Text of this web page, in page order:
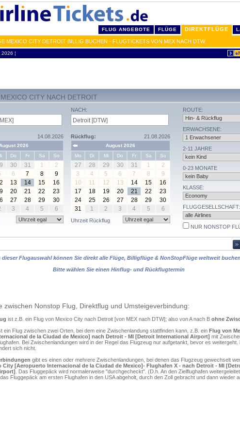
FLUG ANGEBOTE FLÜGE DIREKTFLÜGE
MEXICO CITY DETROIT BILLIG BUCHEN - FLUGTICKETS VON MEX NACH DTW
¦
CITY NACH DETROIT
14.08.2026
August 2026
Do Fr Sa So
30 31 1
2
6 7 8
9
13 14 15
16
20 21 22
23
27 28 29
30
3 4 5 6
NACH:
Rückflug: 21.08.2026
August 2026
Mo
Di Mi Do Fr Sa So
27 28 29 30 31 1
2
3
4 5 6 7 8
9
10
11 12 13 14 15
16
17
18 19 20 21 22
23
24
25 26 27 28 29
30
31
1 2 3 4 5 6
Uhrzeit Rückflug
ROUTE:
ERWACHSENE:
2-11 JAHRE
0-23 MONATE
KLASSE:
FLUGGESELLSCHAFT:
NUR NONSTOP
dieser Flugauswahl können Sie direkt alle Flüge, Billigflüge & NonStopFlüge weltweit
Bitte wählen Sie einen Hinflug- und Rückflugtermin
zwischen Nonstop Flug, Direktflug und Umsteigeverbindung:
ist z.B. ein Flug von Mexico City nach Detroit [von MEX nach DTW]; also von A nach B ohne
ein Flug zwischen zwei Orten, bei dem eine Zwischenlandung stattfinden kann, z.B. ein Flug von
de la Ciudad de Mexico] nach Detroit - MI [Detroit International Airport] mit
Bei Zwischenlandungen wird in der Regel das Flugzeug nur aufgetankt, bevor es weitergeht.
sich nicht.
gibt es einen oder mehrere Zwischenlandungen, bei denen das Flugzeug gewechselt
City [Aeropuerto Internacional de la Ciudad de Mexico]- Flughafen X - nach Detroit - MI
. Das Fluggepäck wird normalerweise "durchgecheckt". (D.h. An den Zielflughafen
Fluggepäck am ersten Flughafen in den USA abgeholt, durch den Zoll gebracht und dann wieder